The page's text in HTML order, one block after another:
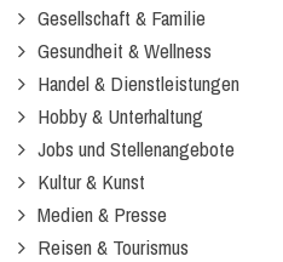
Gesellschaft & Familie
Gesundheit & Wellness
Handel & Dienstleistungen
Hobby & Unterhaltung
Jobs und Stellenangebote
Kultur & Kunst
Medien & Presse
Reisen & Tourismus